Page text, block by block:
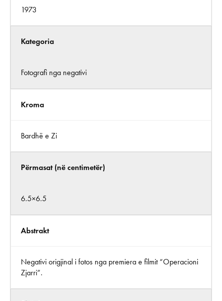
1973
Kategoria
Fotografi nga negativi
Kroma
Bardhë e Zi
Përmasat (në centimetër)
6.5×6.5
Abstrakt
Negativi origjinal i fotos nga premiera e filmit “Operacioni
Zjarri”.